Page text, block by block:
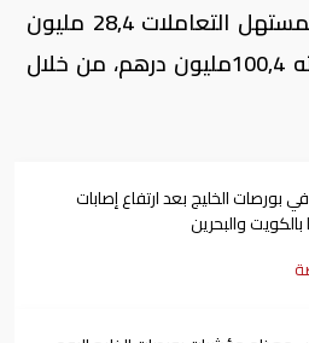
وبلغت أحجام التداول بمستهل التعاملات 28,4 مليون
سهم، محققة ما قيمته 100,4مليون درهم، من خلال
بورصات الخليج بعد ارتفاع إصابات
بالكويت والبحرين